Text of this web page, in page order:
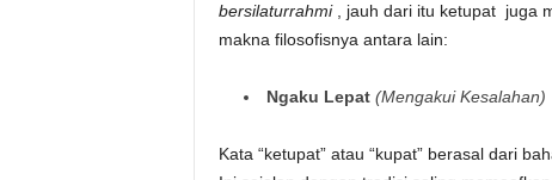
bersilaturrahmi, jauh dari itu ketupat juga
makna filosofisnya antara lain:
Ngaku Lepat (Mengakui Kesalahan)
Kata “ketupat” atau “kupat” berasal dari